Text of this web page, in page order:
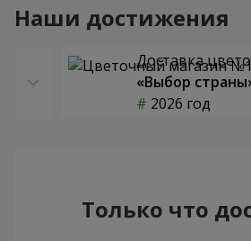
Наши достижения
Доставка
«Выбор
2026 год
Только что